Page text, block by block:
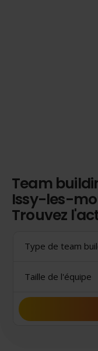
Team
Issy-les-
Trouvez
Type de team
Taille de l'équipe